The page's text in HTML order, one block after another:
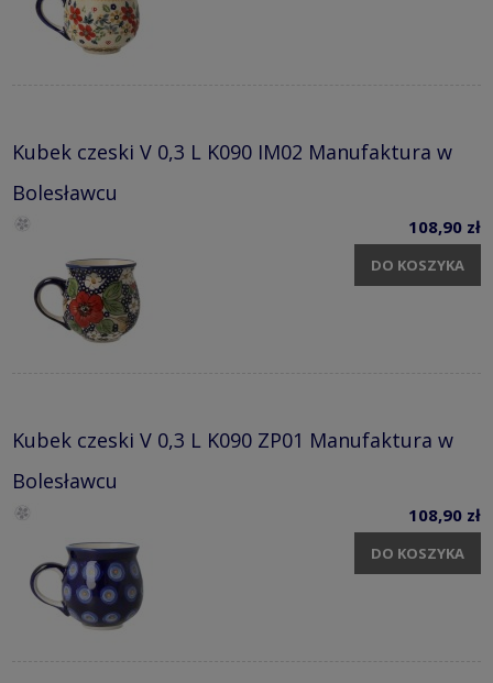
Kubek czeski V 0,3 L K090 IM02 Manufaktura w
Bolesławcu
108,90 zł
DO KOSZYKA
Kubek czeski V 0,3 L K090 ZP01 Manufaktura w
Bolesławcu
108,90 zł
DO KOSZYKA